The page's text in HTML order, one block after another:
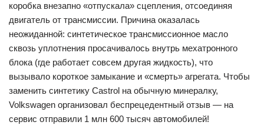
коробка внезапно «отпускала» сцепления, отсоединяя
двигатель от трансмиссии. Причина оказалась
неожиданной: синтетическое трансмиссионное масло
сквозь уплотнения просачивалось внутрь мехатронного
блока (где работает совсем другая жидкость), что
вызывало короткое замыкание и «смерть» агрегата. Чтобы
заменить синтетику Castrol на обычную минералку,
Volkswagen организовал беспрецедентный отзыв — на
сервис отправили 1 млн 600 тысяч автомобилей!